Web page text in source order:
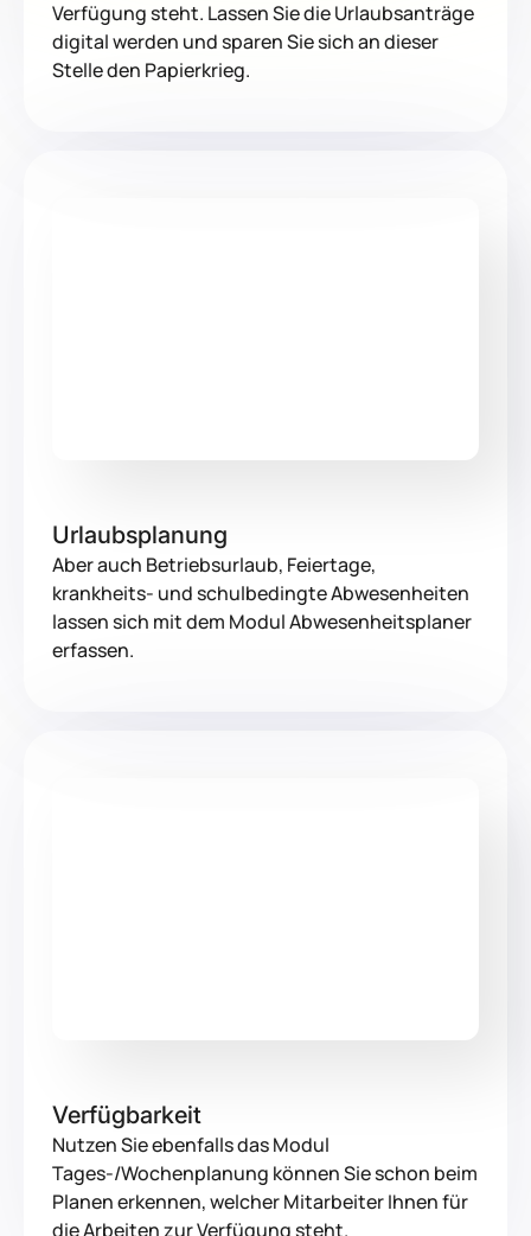
Verfügung steht. Lassen Sie die Urlaubsanträge
digital werden und sparen Sie sich an dieser
Stelle den Papierkrieg.
Urlaubsplanung
Aber auch Betriebsurlaub, Feiertage,
krankheits- und schulbedingte Abwesenheiten
lassen sich mit dem Modul Abwesenheitsplaner
erfassen.
Verfügbarkeit
Nutzen Sie ebenfalls das Modul
Tages-/Wochenplanung können Sie schon beim
Planen erkennen, welcher Mitarbeiter Ihnen für
die Arbeiten zur Verfügung steht.